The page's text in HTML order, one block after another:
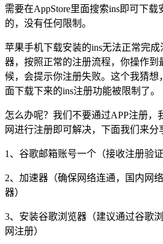
需要在AppStore里面搜索ins即可下
的，没有任何限制。
苹果手机下载安装的ins无法正常完
器，按照正常的注册流程，你操作到
候，会提示你注册失败。这个我猜想
面下载下来的ins注册功能被限制了。
怎么办呢？我们不要通过APP注册，
网进行注册即可解决，下面我们来分
1、谷歌邮箱账号一个（接收注册验证
2、加速器（确保网络连通，国内网
器）
3、安装谷歌浏览器（建议通过谷歌
网注册）